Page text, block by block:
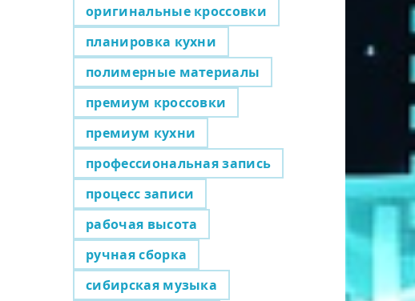
оригинальные кроссовки
планировка кухни
полимерные материалы
премиум кроссовки
премиум кухни
профессиональная запись
процесс записи
рабочая высота
ручная сборка
сибирская музыка